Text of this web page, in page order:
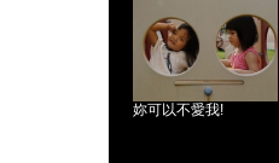
妳可以不愛我!